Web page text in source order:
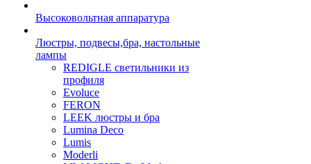
Высоковольтная аппаратура
Люстры, подвесы,бра, настольные
лампы
REDIGLE светильники из
профиля
Evoluce
FERON
LEEK люстры и бра
Lumina Deco
Lumis
Moderli